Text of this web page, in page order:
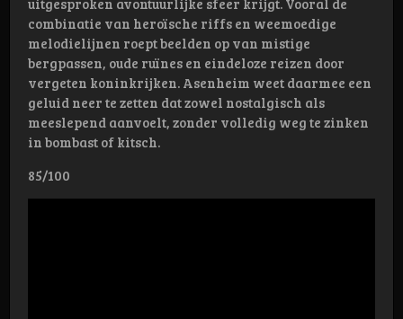
uitgesproken avontuurlijke sfeer krijgt. Vooral de
combinatie van heroïsche riffs en weemoedige
melodielijnen roept beelden op van mistige
bergpassen, oude ruïnes en eindeloze reizen door
vergeten koninkrijken. Asenheim weet daarmee een
geluid neer te zetten dat zowel nostalgisch als
meeslepend aanvoelt, zonder volledig weg te zinken
in bombast of kitsch.
85/100